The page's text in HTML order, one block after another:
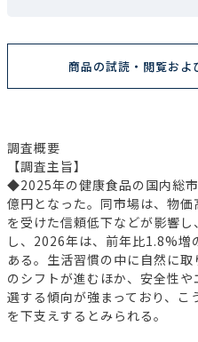
商品の試読・閲覧およ
調査概要
【調査主旨】
◆2025年の健康食品の国内総
億円となった。同市場は、物
を受けた信頼低下などが影響
し、2026年は、前年比1.8%
ある。生活習慣の中に自然に
のシフトが進むほか、安全性
選する傾向が強まっており、
を下支えするとみられる。